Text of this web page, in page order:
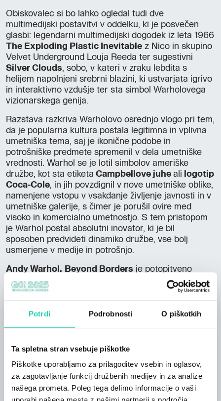
Potrdi Podrobnosti O piškotkih
Ta spletna stran vsebuje piškotke
Piškotke uporabljamo za prilagoditev vsebin in oglasov,
za zagotavljanje funkcij družbenih medijev in za analize
našega prometa. Poleg tega delimo informacije o vaši
Obiskovalec si bo lahko ogledal tudi dve
multimedijski postavitvi v oddelku, ki je posvečen
glasbi: legendarni multimedijski dogodek iz leta 1966
The Exploding Plastic Inevitable z Nico in skupino
Velvet Underground Louja Reeda ter sugestivni
Silver Clouds, sobo, v kateri v zraku lebdita s
helijem napolnjeni srebrni blazini, ki ustvarjata igrivo
in interaktivno vzdušje ter sta simbol Warholovega
vizionarskega genija.
Razstava razkriva Warholovo osrednjo vlogo pri tem,
da je popularna kultura postala legitimna in vplivna
umetniška tema, saj je ikonične podobe in
potrošniške predmete spremenil v dela umetniške
vrednosti. Warhol se je lotil simbolov ameriške
družbe, kot sta etiketa Campbellove juhe ali logotip
Coca-Cole, in jih povzdignil v nove umetniške oblike,
namenjene vstopu v vsakdanje življenje javnosti in v
umetniške galerije, s čimer je porušil ovire med
visoko in komercialno umetnostjo. S tem pristopom
je Warhol postal absolutni inovator, ki je bil
sposoben predvideti dinamiko družbe, vse bolj
usmerjene v medije in potrošnjo.
Andy Warhol. Beyond Borders je potopitveno
potovanje, zasnovano tako, da vsakemu obiskovalcu
ponudi vizualno in čustveno močno izkušnjo, ki
presega časovne in kulturne meje ter vabi k
raziskovanju sveta z enako radovednostjo in
Vsak dan od 9. do 20. ure (blagajna zapre ob 19. uri)
VSTOPNINA
Redna 12,00 EUR